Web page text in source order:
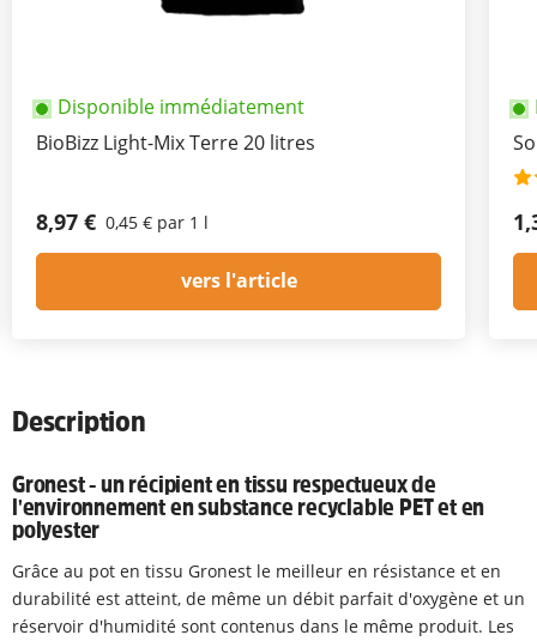
Disponible immédiatement
BioBizz Light-Mix Terre 20 litres
8,97 € 0,45 € par 1 l
vers l'article
Description
Gronest - un récipient en tissu respectueux de
l'environnement en substance recyclable PET et en
polyester
Grâce au pot en tissu Gronest le meilleur en résistance et en
durabilité est atteint, de même un débit parfait d'oxygène et un
réservoir d'humidité sont contenus dans le même produit. Les